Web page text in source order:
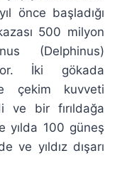
önce başladığı
500 milyon
(Delphinus)
İki gökada
çekim kuvveti
ve bir fırıldağa
yılda 100 güneş
ve yıldız dışarı